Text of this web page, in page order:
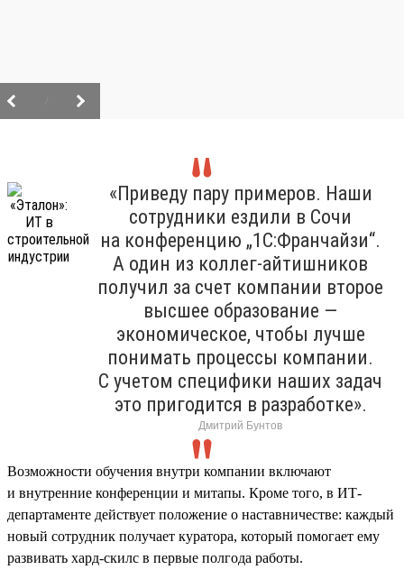
«Приведу пару примеров. Наши
сотрудники ездили в Сочи
на конференцию „1С:Франчайзи“.
А один из коллег-айтишников
получил за счет компании второе
высшее образование —
экономическое, чтобы лучше
понимать процессы компании.
С учетом специфики наших задач
это пригодится в разработке».
Дмитрий Бунтов
Возможности обучения внутри компании включают
и внутренние конференции и митапы. Кроме того, в ИТ-
департаменте действует положение о наставничестве: каждый
новый сотрудник получает куратора, который помогает ему
развивать хард-скилс в первые полгода работы.